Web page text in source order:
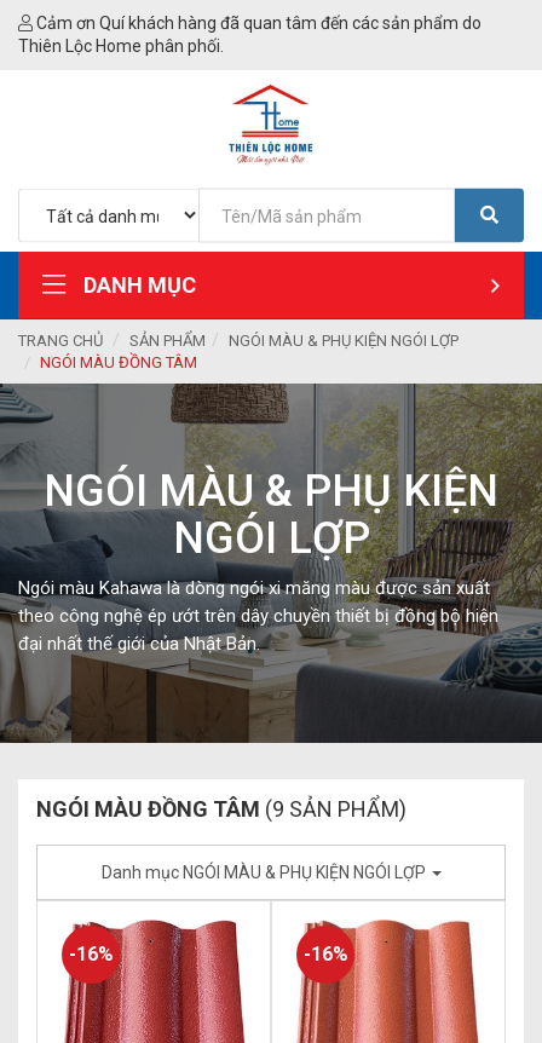
Cảm ơn Quí khách hàng đã quan tâm đến các sản phẩm do
Thiên Lộc Home phân phối.
DANH MỤC
TRANG CHỦ SẢN PHẨM
NGÓI MÀU & PHỤ KIỆN NGÓI LỢP
NGÓI MÀU ĐỒNG TÂM
NGÓI MÀU & PHỤ KIỆN
NGÓI LỢP
Ngói màu Kahawa là dòng ngói xi măng màu được sản xuất
theo công nghệ ép ướt trên dây chuyền thiết bị đồng bộ hiện
đại nhất thế giới của Nhật Bản.
NGÓI MÀU ĐỒNG TÂM (9 SẢN PHẨM)
Danh mục NGÓI MÀU & PHỤ KIỆN NGÓI LỢP
-16% -16%